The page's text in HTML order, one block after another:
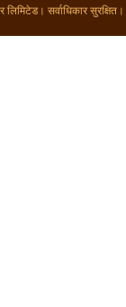
सर्वाधिकार सुरक्षित।